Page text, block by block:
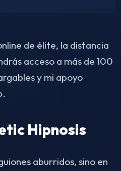
de élite, la distancia
acceso a más de 100
y mi apoyo
Hipnosis
aburridos, sino en